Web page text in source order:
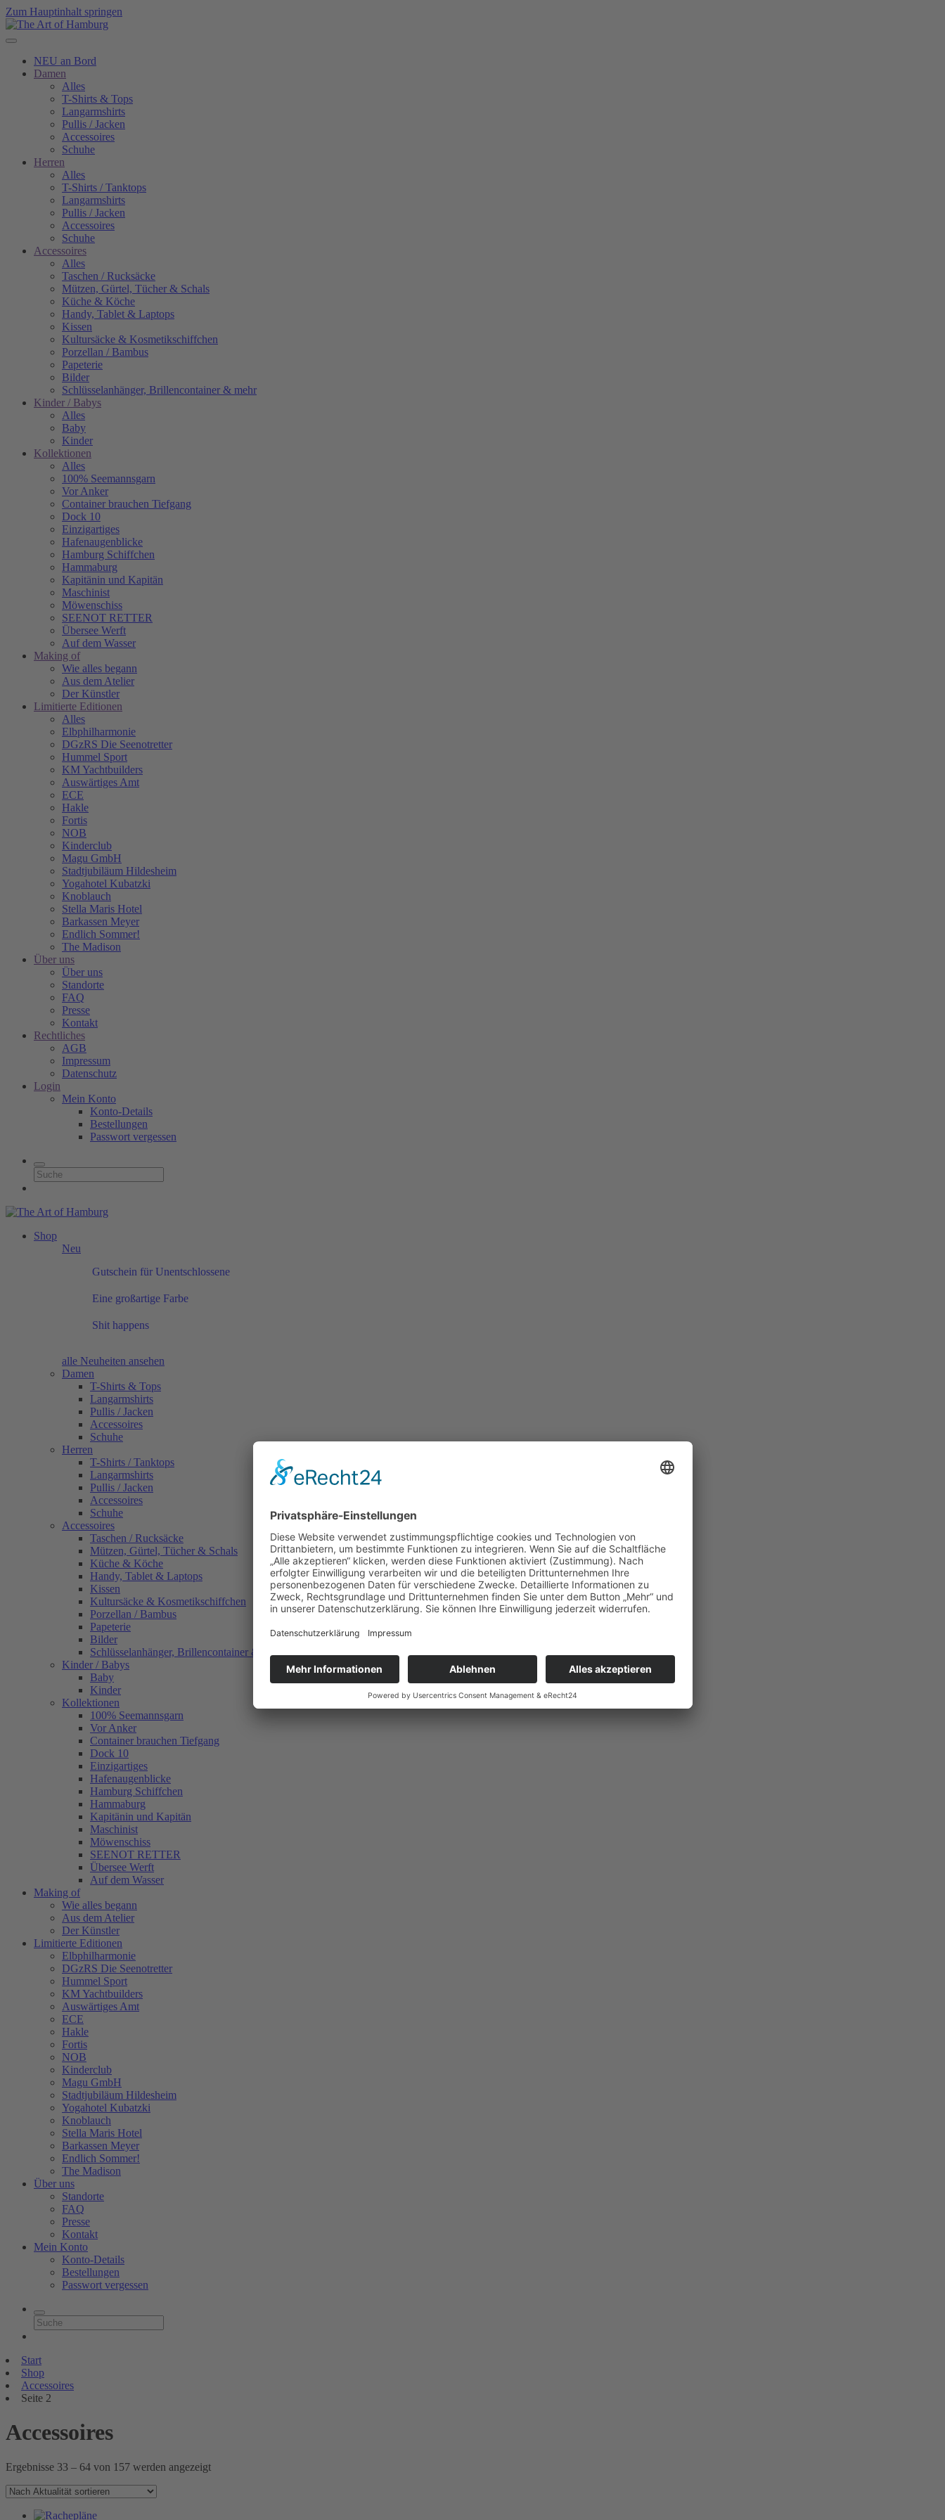
Zum Hauptinhalt springen
NEU an Bord
Damen
Alles
T-Shirts & Tops
Langarmshirts
Pullis / Jacken
Accessoires
Schuhe
Herren
Alles
T-Shirts / Tanktops
Langarmshirts
Pullis / Jacken
Accessoires
Schuhe
Accessoires
Alles
Taschen / Rucksäcke
Mützen, Gürtel, Tücher & Schals
Küche & Köche
Handy, Tablet & Laptops
Kissen
Kultursäcke & Kosmetikschiffchen
Porzellan / Bambus
Papeterie
Bilder
Schlüsselanhänger, Brillencontainer & mehr
Kinder / Babys
Alles
Baby
Kinder
Kollektionen
Alles
100% Seemannsgarn
Vor Anker
Container brauchen Tiefgang
Dock 10
Einzigartiges
Hafenaugen­blicke
Hamburg Schiffchen
Hammaburg
Kapitänin und Kapitän
Maschinist
Möwenschiss
SEENOT RETTER
Übersee Werft
Auf dem Wasser
Making of
Wie alles begann
Aus dem Atelier
Der Künstler
Limitierte Editionen
Alles
Elbphilharmonie
DGzRS Die Seenotretter
Hummel Sport
KM Yachtbuilders
Auswärtiges Amt
ECE
Hakle
Fortis
NOB
Kinderclub
Magu GmbH
Stadtjubiläum Hildesheim
Yogahotel Kubatzki
Knoblauch
Stella Maris Hotel
Barkassen Meyer
Endlich Sommer!
The Madison
Über uns
Über uns
Standorte
FAQ
Presse
Kontakt
Rechtliches
AGB
Impressum
Datenschutz
Login
Mein Konto
Konto-Details
Bestellungen
Passwort vergessen
Shop
Neu
Gutschein für Unentschlossene
Eine großartige Farbe
Shit happens
alle Neuheiten ansehen
Damen
T-Shirts & Tops
Langarmshirts
Pullis / Jacken
Accessoires
Schuhe
Herren
T-Shirts / Tanktops
Langarmshirts
Pullis / Jacken
Accessoires
Schuhe
Accessoires
Taschen / Rucksäcke
Mützen, Gürtel, Tücher & Schals
Küche & Köche
Handy, Tablet & Laptops
Kissen
Kultursäcke & Kosmetikschiffchen
Porzellan / Bambus
Papeterie
Bilder
Schlüsselanhänger, Brillencontainer & mehr
Kinder / Babys
Baby
Kinder
Kollektionen
100% Seemannsgarn
Vor Anker
Container brauchen Tiefgang
Dock 10
Einzigartiges
Hafenaugen­blicke
Hamburg Schiffchen
Hammaburg
Kapitänin und Kapitän
Maschinist
Möwenschiss
SEENOT RETTER
Übersee Werft
Auf dem Wasser
Making of
Wie alles begann
Aus dem Atelier
Der Künstler
Limitierte Editionen
Elbphilharmonie
DGzRS Die Seenotretter
Hummel Sport
KM Yachtbuilders
Auswärtiges Amt
ECE
Hakle
Fortis
NOB
Kinderclub
Magu GmbH
Stadtjubiläum Hildesheim
Yogahotel Kubatzki
Knoblauch
Stella Maris Hotel
Barkassen Meyer
Endlich Sommer!
The Madison
Über uns
Standorte
FAQ
Presse
Kontakt
Mein Konto
Konto-Details
Bestellungen
Passwort vergessen
Start
Shop
Accessoires
Seite 2
Accessoires
Ergebnisse 33 – 64 von 157 werden angezeigtNach